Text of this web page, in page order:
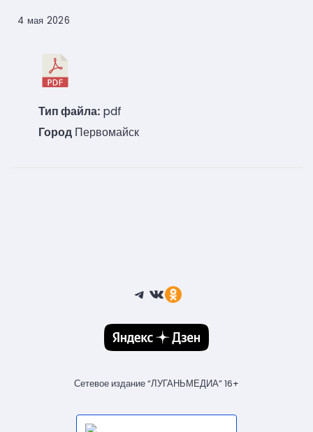
4 мая 2026
Тип файла: pdf
Город Первомайск
Telegram
ВКонтакте
Ссылка
Сетевое издание “ЛУГАНЬМЕДИА” 16+